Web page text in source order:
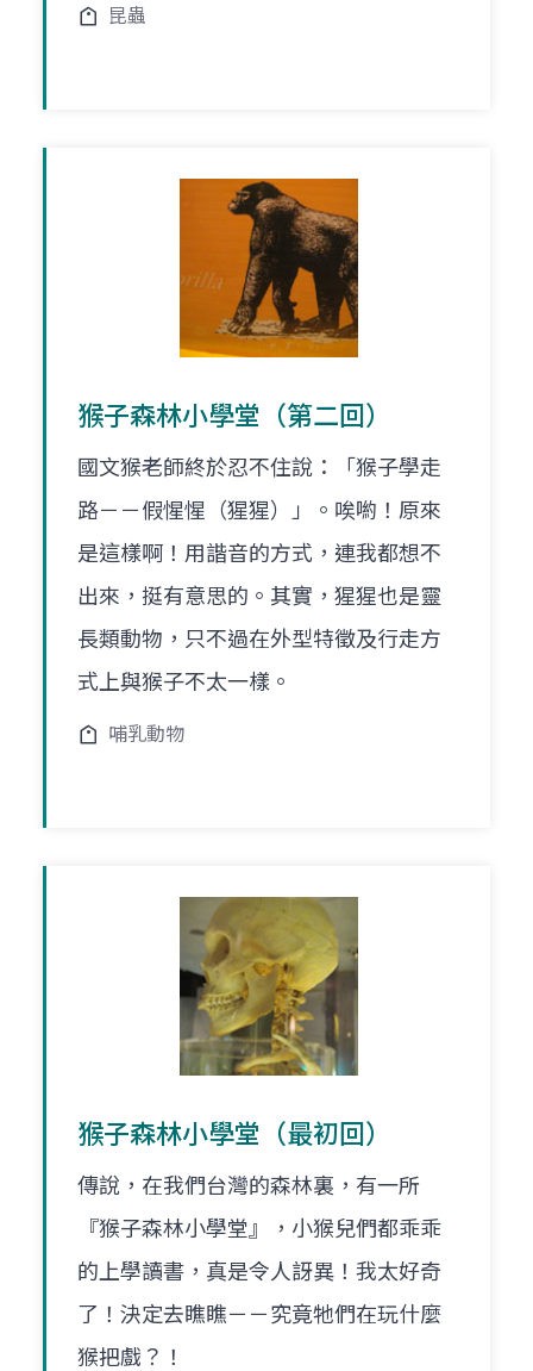
昆蟲
猴子森林小學堂（第二回）
國文猴老師終於忍不住說：「猴子學走
路－－假惺惺（猩猩）」。唉喲！原來
是這樣啊！用諧音的方式，連我都想不
出來，挺有意思的。其實，猩猩也是靈
長類動物，只不過在外型特徵及行走方
式上與猴子不太一樣。
哺乳動物
猴子森林小學堂（最初回）
傳說，在我們台灣的森林裏，有一所
『猴子森林小學堂』，小猴兒們都乖乖
的上學讀書，真是令人訝異！我太好奇
了！決定去瞧瞧－－究竟牠們在玩什麼
猴把戲？！